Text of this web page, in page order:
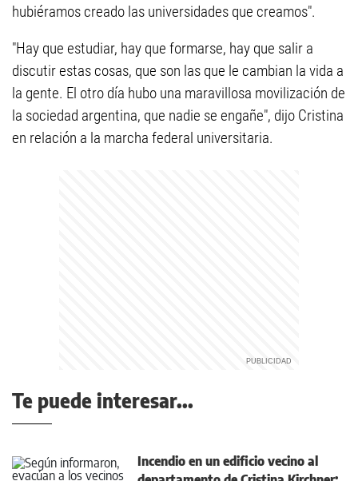
hubiéramos creado las universidades que creamos".
"Hay que estudiar, hay que formarse, hay que salir a
discutir estas cosas, que son las que le cambian la vida a
la gente. El otro día hubo una maravillosa movilización de
la sociedad argentina, que nadie se engañe", dijo Cristina
en relación a la marcha federal universitaria.
Te puede interesar...
Incendio en un edificio vecino al